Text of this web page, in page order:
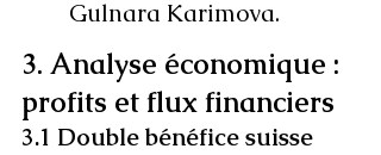
Gulnara Karimova.
3. Analyse économique :
profits et flux financiers
3.1 Double bénéfice suisse